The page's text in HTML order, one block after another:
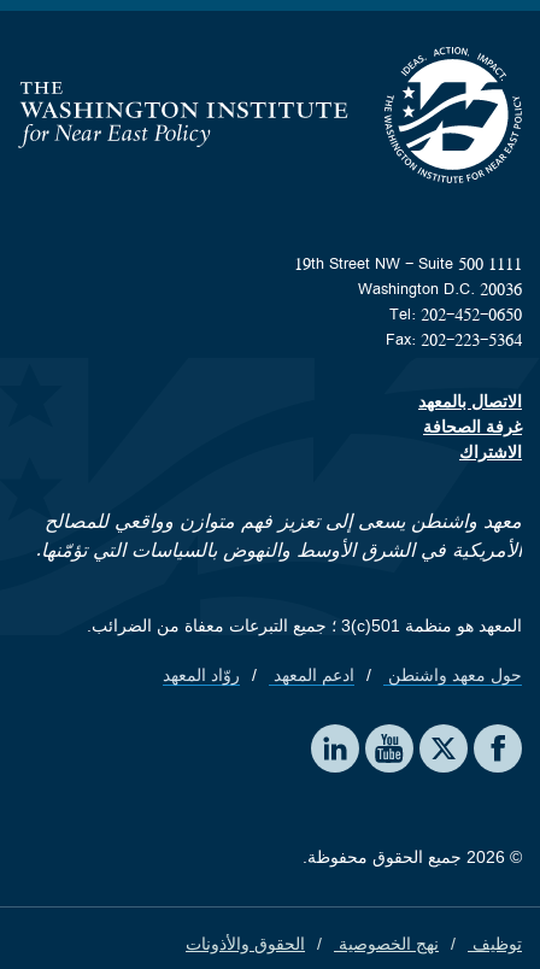
Homepage
1111 19th Street NW - Suite 500
Washington D.C. 20036
Tel: 202-452-0650
Fax: 202-223-5364
Footer contact links
الاتصال بالمعهد
غرفة الصحافة
الاشتراك
معهد واشنطن يسعى إلى تعزيز فهم متوازن وواقعي للمصالح
الأمريكية في الشرق الأوسط والنهوض بالسياسات التي تؤمّنها.
المعهد هو منظمة 501(c)3 ؛ جميع التبرعات معفاة من الضرائب.
Footer quick links
حول معهد واشنطن ادعم المعهد روّاد المعهد
Social media
The Washington Institute on Facebook
The Washington Institute on X
The Washington Institute on YouTube
The Washington Institute on LinkedIn
© 2026 جميع الحقوق محفوظة.
Footer
توظيف نهج الخصوصية الحقوق والأذونات